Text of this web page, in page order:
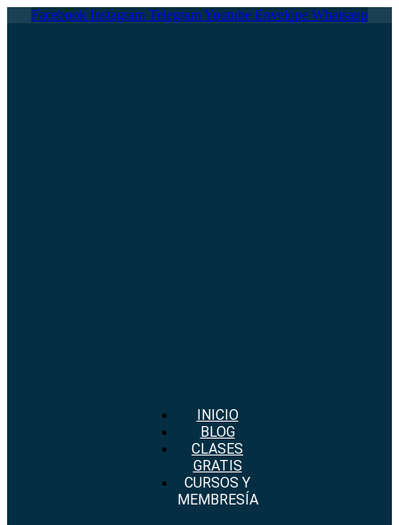
Facebook Instagram TelegramYoutube Envelope Whatsapp
INICIO
BLOG
CLASES
GRATIS
CURSOS Y
MEMBRESÍA